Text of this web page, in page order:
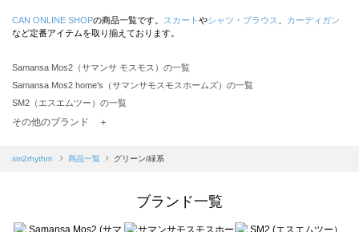
CAN ONLINE SHOPの商品一覧です。 スカート やシャツ・ブラウス
カーディガン
など定番アイテムを取り揃えております。
Samansa Mos2（サマンサ モスモス）の一覧
Samansa Mos2 home's（サマンサモスモスホームズ）の一覧
SM2（エスエムツー）の一覧
TSUHARU by Samansa Mos2（ツハルバイサマンサモスモス）の一覧
Samansa Mos2 blue（サマンサモスモス ブルー）の一覧
Te chichi（テチチ）の一覧
その他のブランド ＋
sm2rhythm 商品一覧 グリーン/緑系
ブランド一覧